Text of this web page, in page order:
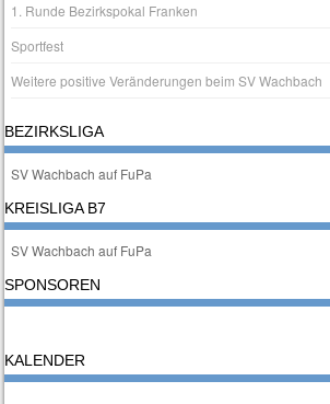
1. Runde Bezirkspokal Franken
Sportfest
Weitere positive Veränderungen beim SV Wachbach
BEZIRKSLIGA
SV Wachbach auf FuPa
KREISLIGA B7
SV Wachbach auf FuPa
SPONSOREN
KALENDER